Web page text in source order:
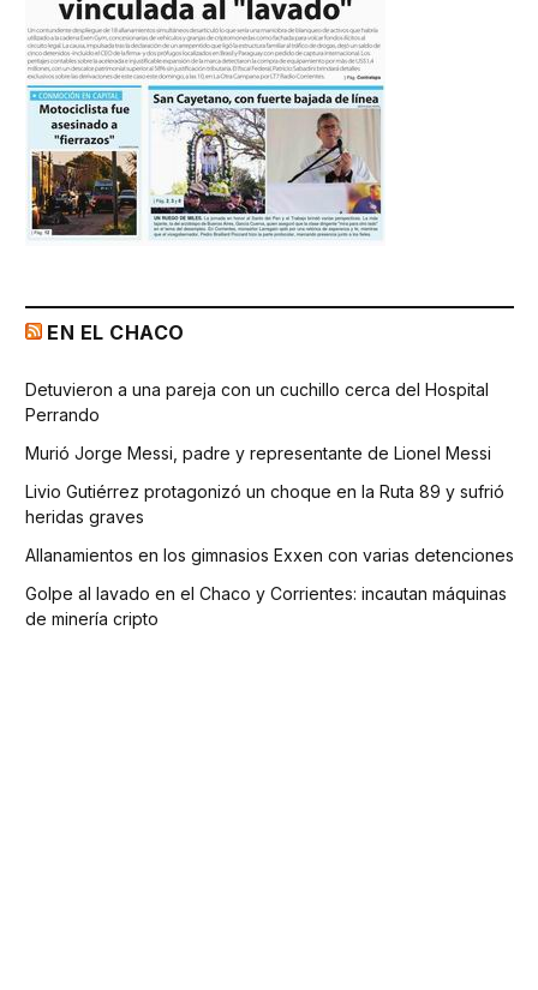
EN EL CHACO
Detuvieron a una pareja con un cuchillo cerca del Hospital
Perrando
Murió Jorge Messi, padre y representante de Lionel Messi
Livio Gutiérrez protagonizó un choque en la Ruta 89 y sufrió
heridas graves
Allanamientos en los gimnasios Exxen con varias detenciones
Golpe al lavado en el Chaco y Corrientes: incautan máquinas
de minería cripto